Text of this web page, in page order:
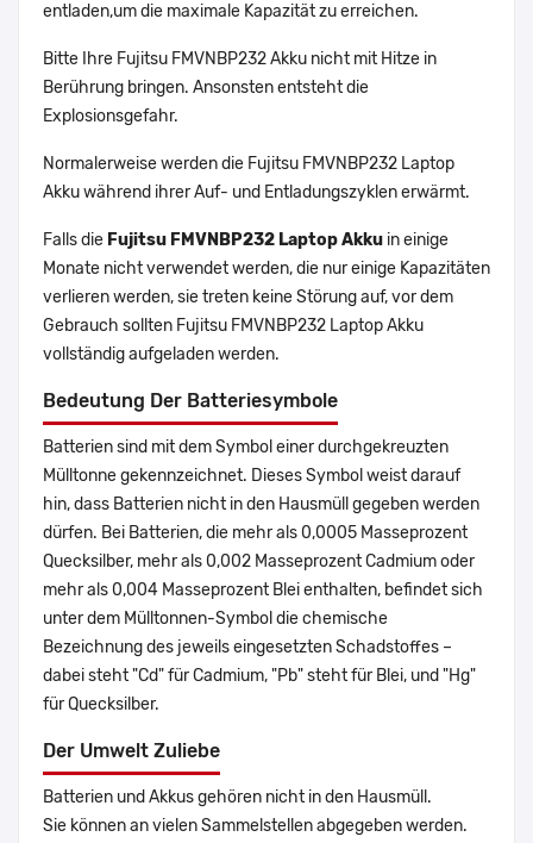
entladen,um die maximale Kapazität zu erreichen.
Bitte Ihre Fujitsu FMVNBP232 Akku nicht mit Hitze in
Berührung bringen. Ansonsten entsteht die
Explosionsgefahr.
Normalerweise werden die Fujitsu FMVNBP232 Laptop
Akku während ihrer Auf- und Entladungszyklen erwärmt.
Falls die Fujitsu FMVNBP232 Laptop Akku in einige
Monate nicht verwendet werden, die nur einige Kapazitäten
verlieren werden, sie treten keine Störung auf, vor dem
Gebrauch sollten Fujitsu FMVNBP232 Laptop Akku
vollständig aufgeladen werden.
Bedeutung Der Batteriesymbole
Batterien sind mit dem Symbol einer durchgekreuzten
Mülltonne gekennzeichnet. Dieses Symbol weist darauf
hin, dass Batterien nicht in den Hausmüll gegeben werden
dürfen. Bei Batterien, die mehr als 0,0005 Masseprozent
Quecksilber, mehr als 0,002 Masseprozent Cadmium oder
mehr als 0,004 Masseprozent Blei enthalten, befindet sich
unter dem Mülltonnen-Symbol die chemische
Bezeichnung des jeweils eingesetzten Schadstoffes –
dabei steht "Cd" für Cadmium, "Pb" steht für Blei, und "Hg"
für Quecksilber.
Der Umwelt Zuliebe
Batterien und Akkus gehören nicht in den Hausmüll.
Sie können an vielen Sammelstellen abgegeben werden.